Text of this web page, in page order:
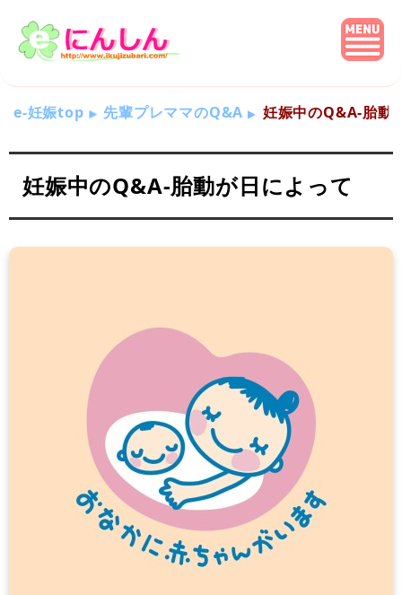
e-妊娠top 先輩プレママのQ&A 妊娠中のQ&A-胎動
妊娠中のQ&A-胎動が日によって